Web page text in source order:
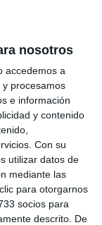
nosotros
accedemos a
procesamos
e información
y contenido
Con su
utilizar datos de
mediante las
para otorgarnos
socios para
descrito. De